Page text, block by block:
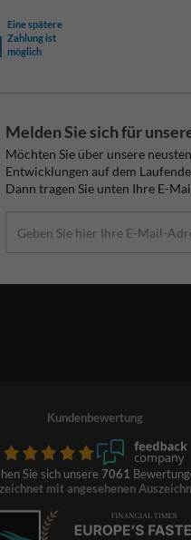
Eine spätere
Zahlung ist
möglich
Melden Sie sich für
Möchten Sie über unsere
Entwicklungen auf dem
Dann tragen Sie unten Ihre E-
Kundenbewertung
Sie sich unsere 7061
mit angesehenen